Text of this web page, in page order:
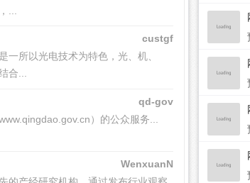
...
custgf
一所以光电技术为特色，光、机、
合...
qd-gov
）的公众服务...
WenxuanN